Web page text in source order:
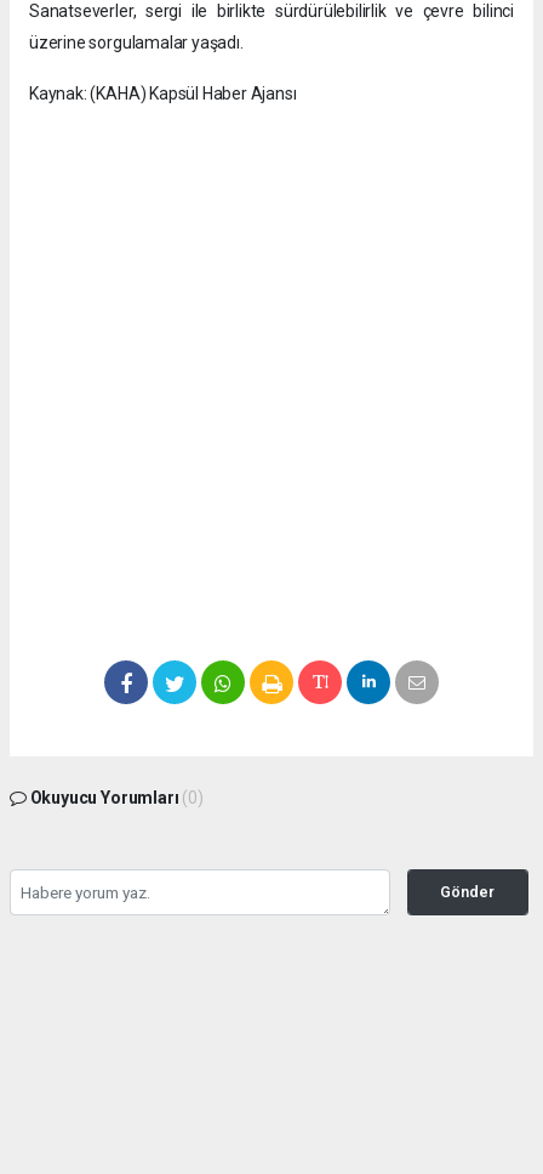
Sanatseverler, sergi ile birlikte sürdürülebilirlik ve çevre bilinci
üzerine sorgulamalar yaşadı.
Kaynak: (KAHA) Kapsül Haber Ajansı
Okuyucu Yorumları (0)
Gönder